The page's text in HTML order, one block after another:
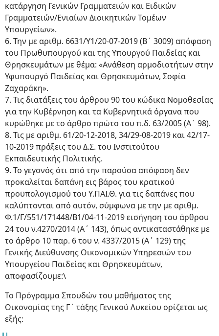
κατάργηση Γενικών Γραμματειών και Ειδικών
Γραμματειών/Ενιαίων Διοικητικών Τομέων
Υπουργείων».
6. Την με αριθμ. 6631/Υ1/20-07-2019 (Β΄ 3009) απόφαση
του Πρωθυπουργού και της Υπουργού Παιδείας και
Θρησκευμάτων με θέμα: «Ανάθεση αρμοδιοτήτων στην
Υφυπουργό Παιδείας και Θρησκευμάτων, Σοφία
Ζαχαράκη».
7. Τις διατάξεις του άρθρου 90 του κώδικα Νομοθεσίας
για την Κυβέρνηση και τα Κυβερνητικά όργανα που
κυρώθηκε με το άρθρο πρώτο του π.δ. 63/2005 (Α΄ 98).
8. Τις με αριθμ. 61/20-12-2018, 34/29-08-2019 και 42/17-
10-2019 πράξεις του Δ.Σ. του Ινστιτούτου
Εκπαιδευτικής Πολιτικής.
9. Το γεγονός ότι από την παρούσα απόφαση δεν
προκαλείται δαπάνη εις βάρος του κρατικού
προϋπολογισμού του Υ.ΠΑΙ.Θ. για τις δαπάνες που
καλύπτονται από αυτόν, σύμφωνα με την με αριθμ.
Φ.1/Γ/551/171448/Β1/04-11-2019 εισήγηση του άρθρου
24 του ν.4270/2014 (Α΄ 143), όπως αντικαταστάθηκε με
το άρθρο 10 παρ. 6 του ν. 4337/2015 (Α΄ 129) της
Γενικής Διεύθυνσης Οικονομικών Υπηρεσιών του
Υπουργείου Παιδείας και Θρησκευμάτων,
αποφασίζουμε:\
Το Πρόγραμμα Σπουδών του μαθήματος της
Οικονομίας της Γ΄ τάξης Γενικού Λυκείου ορίζεται ως
εξής: